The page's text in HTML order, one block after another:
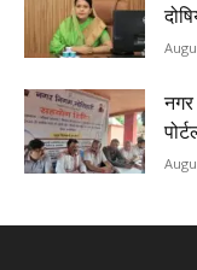
नगर